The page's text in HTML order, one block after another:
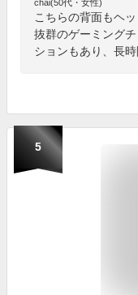
chai(50代・女性)
こちらの背面もヘ
抜群のゲーミング
ションもあり、長
5